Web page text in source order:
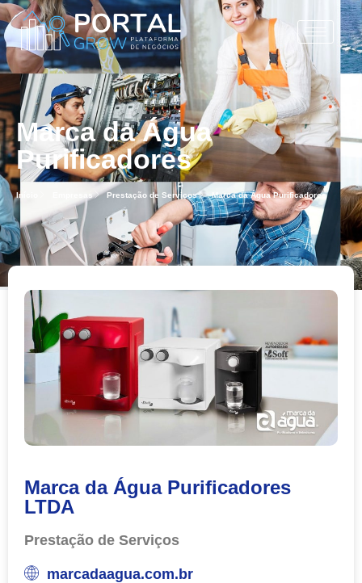
Marca da Água
Purificadores
Início Empresas Prestação de Serviços Marca da Água Purificadores
Marca da Água Purificadores
LTDA
Prestação de Serviços
marcadaagua.com.br